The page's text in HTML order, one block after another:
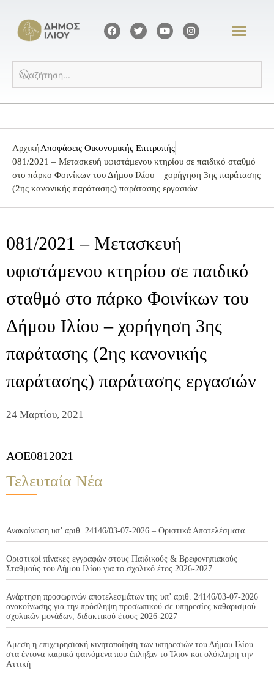
ΑρχικήΑποφάσεις Οικονομικής Επιτροπής
081/2021 – Μετασκευή υφιστάμενου κτηρίου σε παιδικό σταθμό
στο πάρκο Φοινίκων του Δήμου Ιλίου – χορήγηση 3ης παράτασης
(2ης κανονικής παράτασης) παράτασης εργασιών
081/2021 – Μετασκευή
υφιστάμενου κτηρίου σε παιδικό
σταθμό στο πάρκο Φοινίκων του
Δήμου Ιλίου – χορήγηση 3ης
παράτασης (2ης κανονικής
παράτασης) παράτασης εργασιών
24 Μαρτίου, 2021
AOE0812021
Τελευταία Νέα
Ανακοίνωση υπ’ αριθ. 24146/03-07-2026 – Οριστικά Αποτελέσματα
Οριστικοί πίνακες εγγραφών στους Παιδικούς & Βρεφονηπιακούς
Σταθμούς του Δήμου Ιλίου για το σχολικό έτος 2026-2027
Ανάρτηση προσωρινών αποτελεσμάτων της υπ’ αριθ. 24146/03-07-2026
ανακοίνωσης για την πρόσληψη προσωπικού σε υπηρεσίες καθαρισμού
σχολικών μονάδων, διδακτικού έτους 2026-2027
Άμεση η επιχειρησιακή κινητοποίηση των υπηρεσιών του Δήμου Ιλίου
στα έντονα καιρικά φαινόμενα που έπληξαν το Ίλιον και ολόκληρη την
Αττική